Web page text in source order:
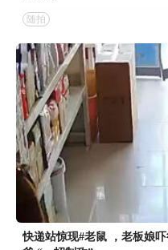
随拍
快递站惊现#老鼠 ，老板娘